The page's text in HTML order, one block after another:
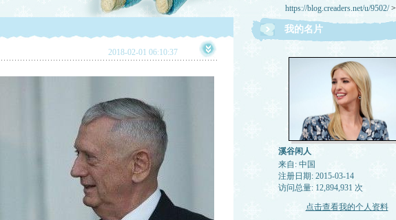
https://blog.creaders.net/u/9502/>
2018-02-01 06:10:37
我的名片
溪谷闲人
来自: 中国
注册日期: 2015-03-14
访问总量: 12,894,931 次
点击查看我的个人资料